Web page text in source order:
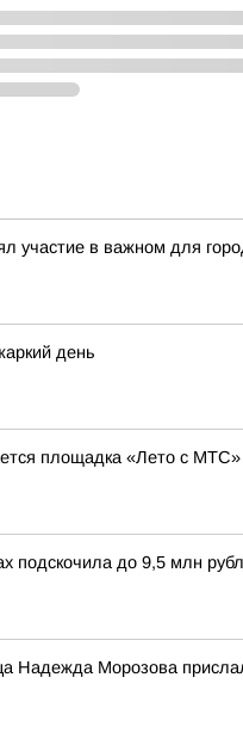
участие в важном для
день
площадка «Лето с МТС»
подскочила до 9,5 млн
Надежда Морозова